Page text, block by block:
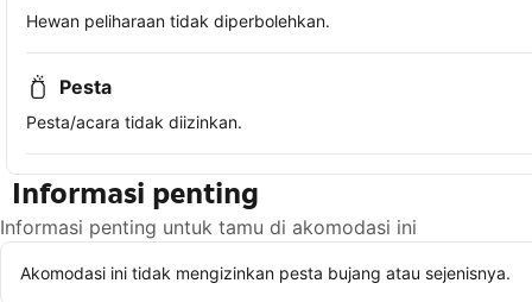
Hewan peliharaan tidak diperbolehkan.
Pesta
Pesta/acara tidak diizinkan.
Informasi penting
Informasi penting untuk tamu di akomodasi ini
Akomodasi ini tidak mengizinkan pesta bujang atau sejenisnya.